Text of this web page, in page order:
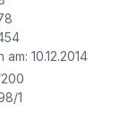
10.12.2014
1